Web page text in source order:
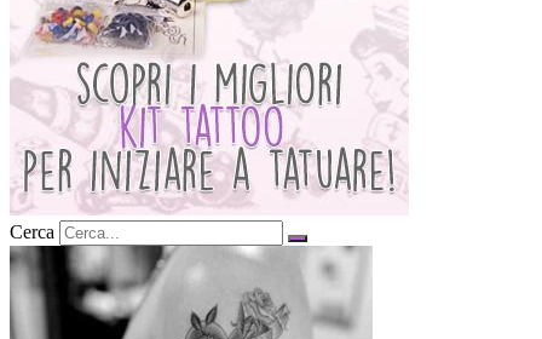
Cerca